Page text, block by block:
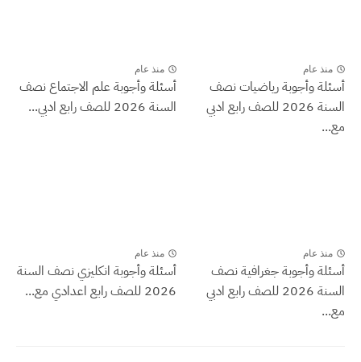
منذ عام
أسئلة وأجوبة رياضيات نصف
السنة 2026 للصف رابع ادبي
مع...
منذ عام
أسئلة وأجوبة علم الاجتماع نصف
السنة 2026 للصف رابع ادبي...
منذ عام
أسئلة وأجوبة جغرافية نصف
السنة 2026 للصف رابع ادبي
مع...
منذ عام
أسئلة وأجوبة انكليزي نصف السنة
2026 للصف رابع اعدادي مع...